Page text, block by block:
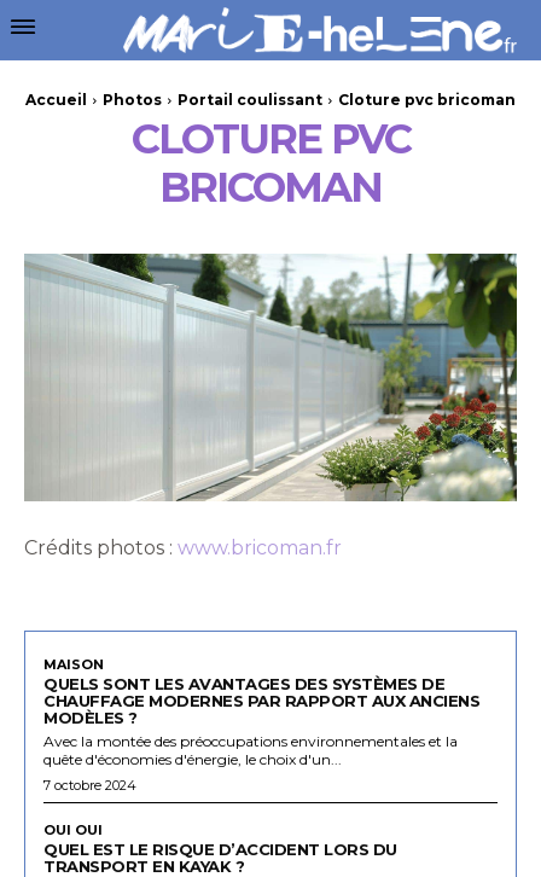
Accueil Photos Portail coulissant Cloture pvc bricoman
CLOTURE PVC
BRICOMAN
Crédits photos : www.bricoman.fr
MAISON
QUELS SONT LES AVANTAGES DES SYSTÈMES DE
CHAUFFAGE MODERNES PAR RAPPORT AUX ANCIENS
MODÈLES ?
Avec la montée des préoccupations environnementales et la
quête d'économies d'énergie, le choix d'un...
7 octobre 2024
OUI OUI
QUEL EST LE RISQUE D’ACCIDENT LORS DU
TRANSPORT EN KAYAK ?